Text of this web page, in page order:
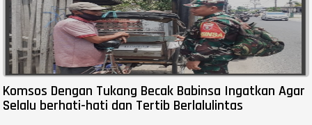
Komsos Dengan Tukang Becak Babinsa Ingatkan Agar
Selalu berhati-hati dan Tertib Berlalulintas